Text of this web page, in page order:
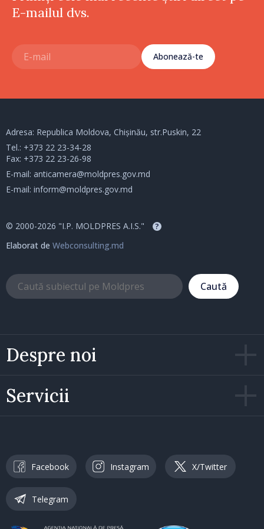
E-mailul dvs.
Abonează-te
Despre noi
Servicii
Adresa: Republica Moldova, Chișinău, str.Puskin, 22
Tel.: +373 22 23-34-28
Fax: +373 22 23-26-98
E-mail: anticamera@moldpres.gov.md
E-mail: inform@moldpres.gov.md
© 2000-2026 "I.P. MOLDPRES A.I.S." ?
Elaborat de Webconsulting.md
Caută
Facebook Instagram X/Twitter
Telegram